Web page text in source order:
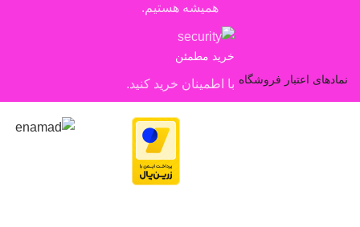
همیشه هستیم.
خرید مطمئن
با اطمینان خرید کنید. نمادهای اعتبار فروشگاه